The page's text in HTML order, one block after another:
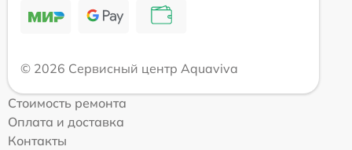
© 2026 Сервисный центр Aquaviva
Стоимость ремонта
Оплата и доставка
Контакты